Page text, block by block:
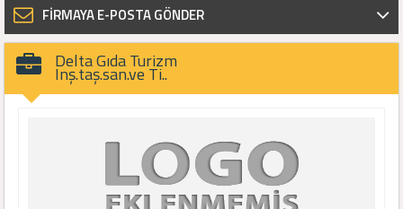
FİRMAYA E-POSTA GÖNDER
Delta Gıda Turizm
Inş.taş.san.ve Ti..